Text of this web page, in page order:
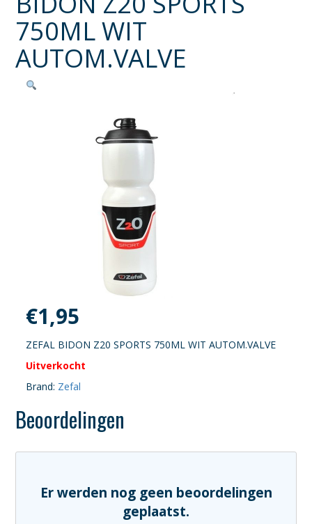
750ML WIT
AUTOM.VALVE
€1,95
ZEFAL BIDON Z20 SPORTS 750ML WIT AUTOM.VALVE
Uitverkocht
Brand: Zefal
Beoordelingen
Er werden nog geen beoordelingen
geplaatst.